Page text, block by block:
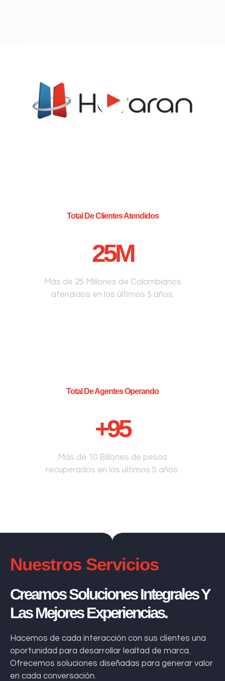
Total De Clientes Atendidos
25M
Más de 25 Millones de Colombianos
atendidos en los últimos 5 años.
Total De Agentes Operando
+95
Más de 10 Billones de pesos
recuperados en los últimos 5 años.
Nuestros Servicios
Creamos Soluciones Integrales Y
Las Mejores Experiencias.
Hacemos de cada interacción con sus clientes una
oportunidad para desarrollar lealtad de marca.
Ofrecemos soluciones diseñadas para generar valor
en cada conversación.